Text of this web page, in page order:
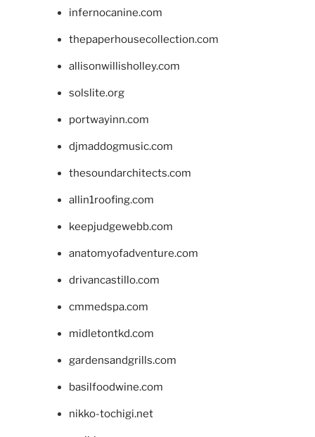
infernocanine.com
thepaperhousecollection.com
allisonwillisholley.com
solslite.org
portwayinn.com
djmaddogmusic.com
thesoundarchitects.com
allin1roofing.com
keepjudgewebb.com
anatomyofadventure.com
drivancastillo.com
cmmedspa.com
midletontkd.com
gardensandgrills.com
basilfoodwine.com
nikko-tochigi.net